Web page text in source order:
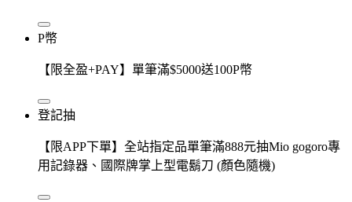
P幣
【限全盈+PAY】單筆滿$5000送100P幣
登記抽
【限APP下單】全站指定品單筆滿888元抽Mio gogoro專
用記錄器、國際牌掌上型電鬍刀 (顏色隨機)